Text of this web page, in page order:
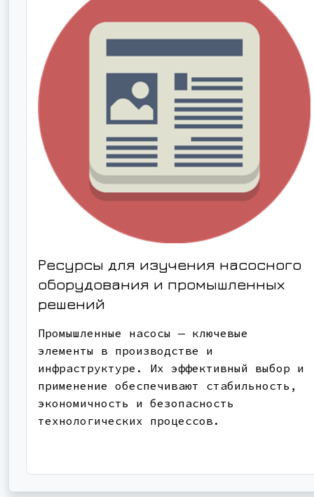
Ресурсы для изучения насосного
оборудования и промышленных
решений
Промышленные насосы — ключевые
элементы в производстве и
инфраструктуре. Их эффективный выбор и
применение обеспечивают стабильность,
экономичность и безопасность
технологических процессов.